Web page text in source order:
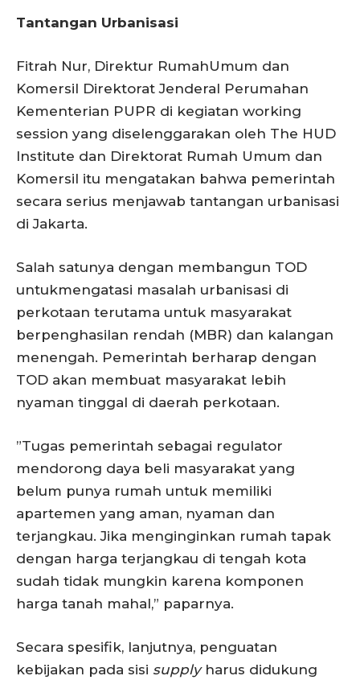
Tantangan Urbanisasi
Fitrah Nur, Direktur RumahUmum dan
Komersil Direktorat Jenderal Perumahan
Kementerian PUPR di kegiatan working
session yang diselenggarakan oleh The HUD
Institute dan Direktorat Rumah Umum dan
Komersil itu mengatakan bahwa pemerintah
secara serius menjawab tantangan urbanisasi
di Jakarta.
Salah satunya dengan membangun TOD
untukmengatasi masalah urbanisasi di
perkotaan terutama untuk masyarakat
berpenghasilan rendah (MBR) dan kalangan
menengah. Pemerintah berharap dengan
TOD akan membuat masyarakat lebih
nyaman tinggal di daerah perkotaan.
”Tugas pemerintah sebagai regulator
mendorong daya beli masyarakat yang
belum punya rumah untuk memiliki
apartemen yang aman, nyaman dan
terjangkau. Jika menginginkan rumah tapak
dengan harga terjangkau di tengah kota
sudah tidak mungkin karena komponen
harga tanah mahal,” paparnya.
Secara spesifik, lanjutnya, penguatan
kebijakan pada sisi supplyharus didukung